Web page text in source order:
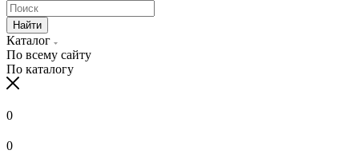
Найти
Каталог
По всему сайту
По каталогу
0
0